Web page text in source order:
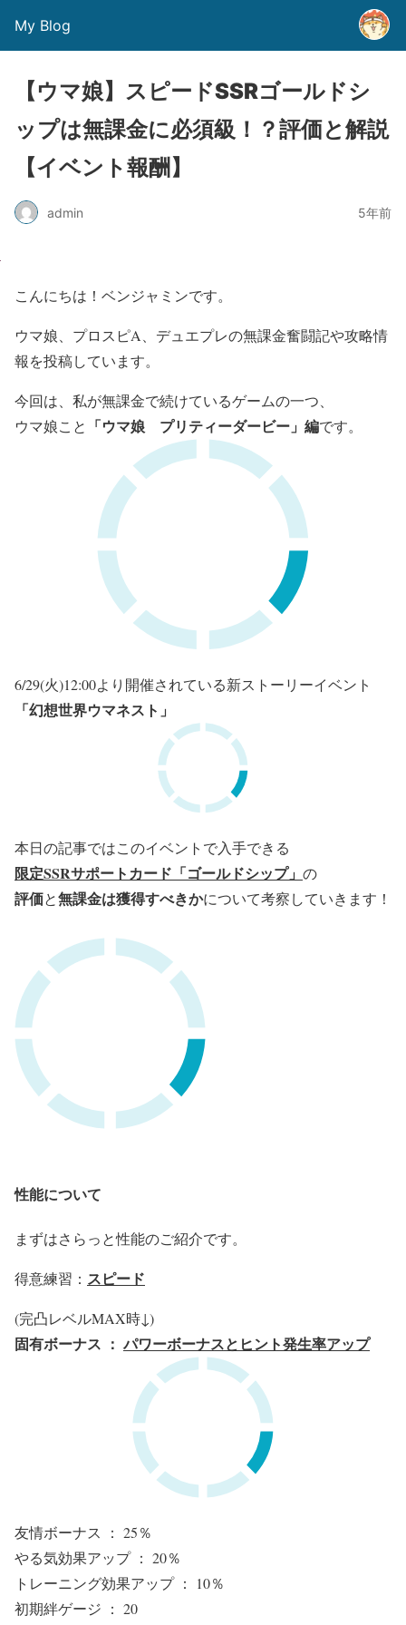
My Blog
【ウマ娘】スピードSSRゴールドシ
ップは無課金に必須級！？評価と解説
【イベント報酬】
admin 5年前
こんにちは！ベンジャミンです。
ウマ娘、プロスピA、デュエプレの無課金奮闘記や攻略情
報を投稿しています。
今回は、私が無課金で続けているゲームの一つ、
ウマ娘こと 「ウマ娘 プリティーダービー」編です。
6/29(火)12:00より開催されている新ストーリーイベント
「幻想世界ウマネスト」
本日の記事ではこのイベントで入手できる
限定SSRサポートカード「ゴールドシップ」 の
評価と無課金は獲得すべきかについて考察していきます！
性能について
まずはさらっと性能のご紹介です。
得意練習： スピード
(完凸レベルMAX時↓)
固有ボーナス ：パワーボーナスとヒント発生率アップ
友情ボーナス ： 25％
やる気効果アップ ： 20％
トレーニング効果アップ ： 10％
初期絆ゲージ ： 20